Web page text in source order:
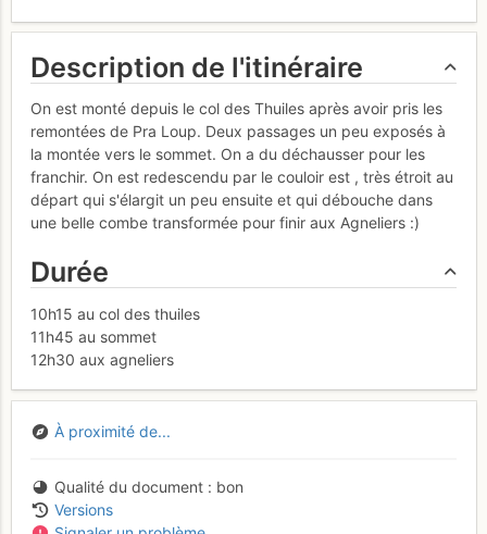
Description de l'itinéraire
On est monté depuis le col des Thuiles après avoir pris les
remontées de Pra Loup. Deux passages un peu exposés à
la montée vers le sommet. On a du déchausser pour les
franchir. On est redescendu par le couloir est , très étroit au
départ qui s'élargit un peu ensuite et qui débouche dans
une belle combe transformée pour finir aux Agneliers :)
Durée
10h15 au col des thuiles
11h45 au sommet
12h30 aux agneliers
À proximité de...
Qualité du document
bon
Versions